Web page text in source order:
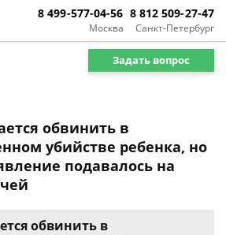
Москва
8 499-577-04-56
Санкт-Петербург
8 812 509-27-47
Задать вопрос
обвинить в
убийстве ребенка, но
подавалось на
обвинить в